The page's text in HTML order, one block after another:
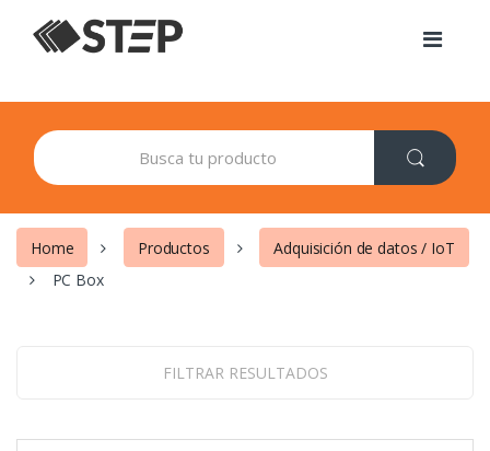
S
e
a
c
f
o
Home Productos
Adquisición de datos / IoT
PC Box
FILTRAR RESULTADOS